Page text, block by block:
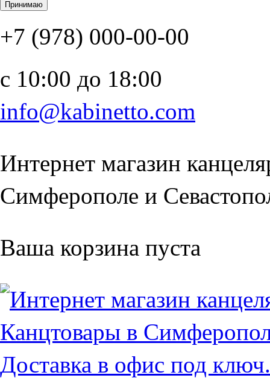
+7 (978) 000-00-00
c 10:00 до 18:00
info@kabinetto.com
Интернет магазин
Симферополе и
Ваша корзина пуста